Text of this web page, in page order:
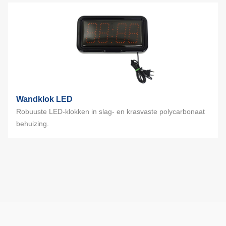
Wandklok LED
Robuuste LED-klokken in slag- en krasvaste polycarbonaat
behuizing.